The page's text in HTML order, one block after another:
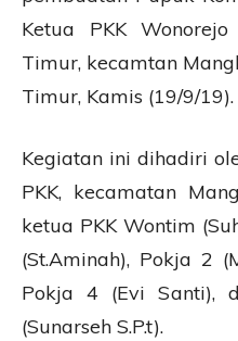
Ketua PKK
Timur, kecamtan
Timur, Kamis (19/9/19).
Kegiatan ini dihadiri
PKK, kecamatan
ketua PKK Wontim
(St.Aminah), Pokja 2
Pokja 4 (Evi Santi),
(Sunarseh S.P.t).